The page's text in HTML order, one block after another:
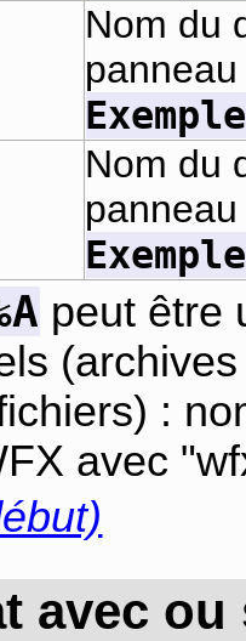
Nom du
Nom du
peut être
:
avec
avec